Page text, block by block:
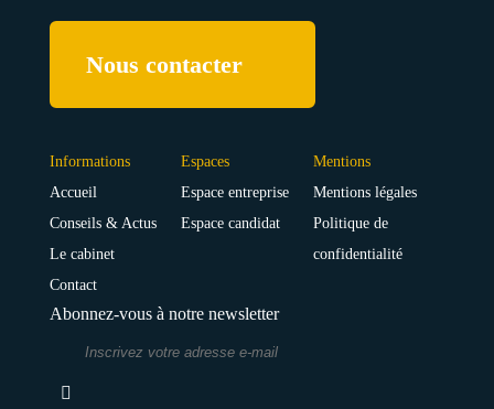
Nous contacter
Informations
Accueil
Conseils & Actus
Le cabinet
Contact
Espaces
Espace entreprise
Espace candidat
Mentions
Mentions légales
Politique de
confidentialité
Abonnez-vous à notre newsletter